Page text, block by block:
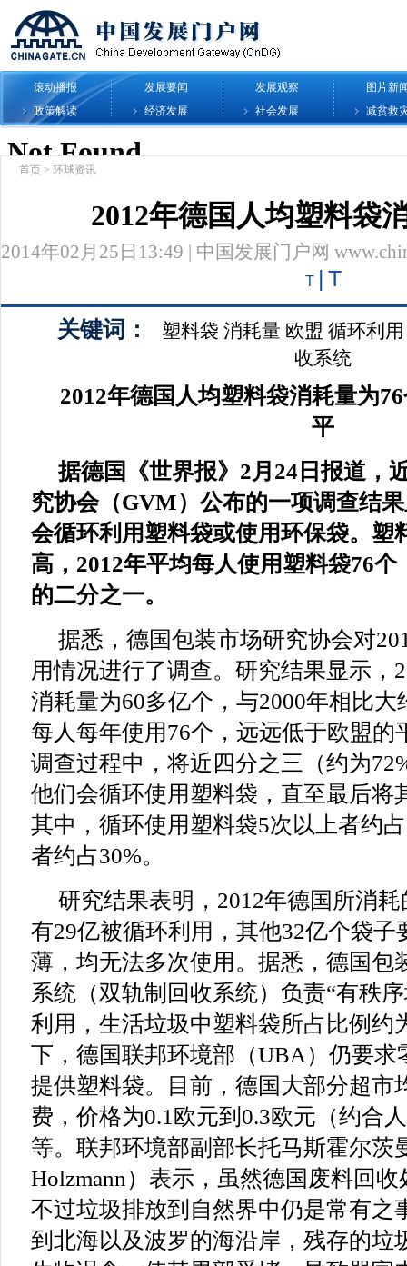
滚动播报 发展要闻 发展观察
图片新
政策解读
经济发展 社会发展 减贫救
首页 > 环球资讯
2012年德国人均塑料袋
2014年02月25日13:49 | 中国发展门户网
T T
关键词： 塑料袋 消耗量 欧盟 循环利用
收系统
2012年德国人均塑料袋消耗量为
平
据德国《世界报》2月24日报道，
究协会（GVM）公布的一项调查结
会循环利用塑料袋或使用环保袋。塑
高，2012年平均每人使用塑料袋76
的二分之一。
据悉，德国包装市场研究协会对
用情况进行了调查。研究结果显示，
消耗量为60多亿个，与2000年相比大
每人每年使用76个，远远低于欧盟的
调查过程中，将近四分之三（约为
他们会循环使用塑料袋，直至最后将
其中，循环使用塑料袋5次以上者约
者约占30%。
研究结果表明，2012年德国所消
有29亿被循环利用，其他32亿个袋子
薄，均无法多次使用。据悉，德国包
系统（双轨制回收系统）负责“有秩
利用，生活垃圾中塑料袋所占比例约
下，德国联邦环境部（UBA）仍要求
提供塑料袋。目前，德国大部分超市
费，价格为0.1欧元到0.3欧元（约合
等。联邦环境部副部长托马斯霍尔茨
Holzmann）表示，虽然德国废料回
不过垃圾排放到自然界中仍是常有之
到北海以及波罗的海沿岸，残存的垃